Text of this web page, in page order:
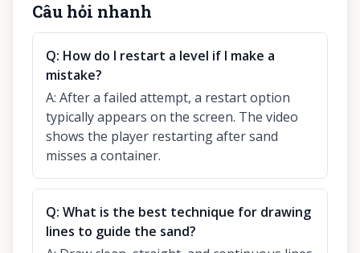
Câu hỏi nhanh
Q: How do I restart a level if I make a
mistake?
A: After a failed attempt, a restart option
typically appears on the screen. The video
shows the player restarting after sand
misses a container.
Q: What is the best technique for drawing
lines to guide the sand?